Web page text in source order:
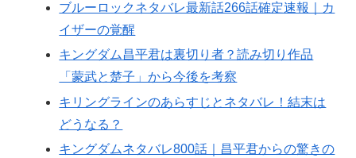
ブルーロックネタバレ最新話266話確定速報｜カ
イザーの覚醒
キングダム昌平君は裏切り者？読み切り作品
「蒙武と楚子」から今後を考察
キリングラインのあらすじとネタバレ！結末は
どうなる？
キングダムネタバレ800話｜昌平君からの驚きの